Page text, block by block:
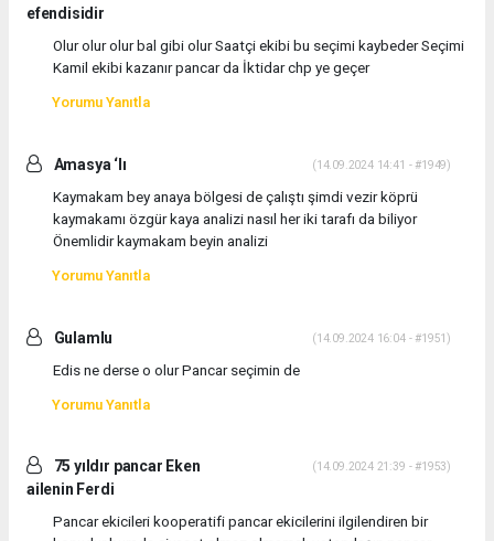
efendisidir
Olur olur olur bal gibi olur Saatçi ekibi bu seçimi kaybeder Seçimi
Kamil ekibi kazanır pancar da İktidar chp ye geçer
Yorumu Yanıtla
Amasya ‘lı (14.09.2024 14:41 - #1949)
Kaymakam bey anaya bölgesi de çalıştı şimdi vezir köprü
kaymakamı özgür kaya analizi nasıl her iki tarafı da biliyor
Önemlidir kaymakam beyin analizi
Yorumu Yanıtla
Gulamlu (14.09.2024 16:04 - #1951)
Edis ne derse o olur Pancar seçimin de
Yorumu Yanıtla
75 yıldır pancar Eken
ailenin Ferdi
(14.09.2024 21:39 - #1953)
Pancar ekicileri kooperatifi pancar ekicilerini ilgilendiren bir